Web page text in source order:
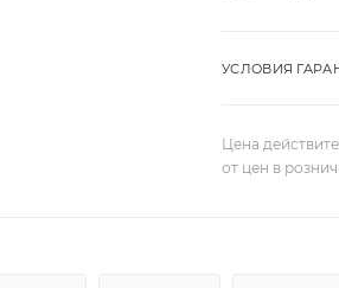
УСЛОВИЯ
Цена
от цен в